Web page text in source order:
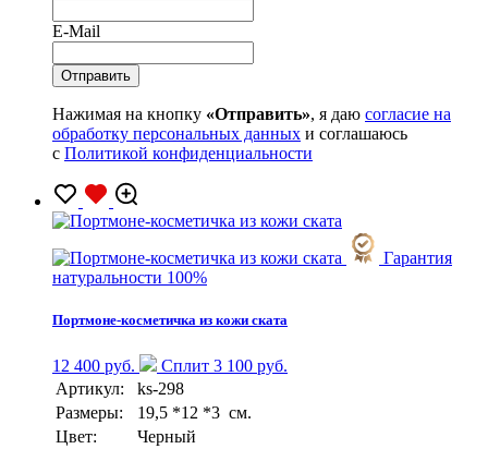
E-Mail
Нажимая на кнопку «Отправить», я даю согласие на
обработку персональных данных и соглашаюсь
с Политикой конфиденциальности
Гарантия
натуральности 100%
Портмоне-косметичка из кожи ската
12 400 руб.
Сплит 3 100 руб.
Артикул:
ks-298
Размеры:
19,5 *12 *3 см.
Цвет:
Черный